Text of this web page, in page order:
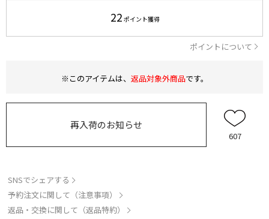
22 ポイント獲得
ポイントについて
※このアイテムは、 返品対象外商品です。
再入荷のお知らせ
607
SNSでシェアする
予約注文に関して（注意事項）
返品・交換に関して（返品特約）